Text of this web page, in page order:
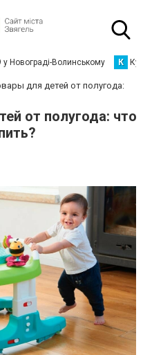
у Новограді-Волинському К
для детей от полугода:
от полугода: что